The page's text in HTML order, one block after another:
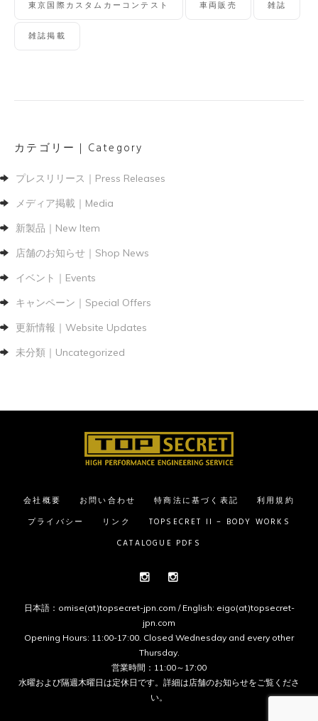
東京国際カスタムカーコンテスト 車両販売 雑誌
雑誌掲載
カテゴリー｜Category
プレスリリース｜Press Releases
メディア掲載｜Media
新製品｜New Item
店舗のお知らせ｜Shop News
イベント｜Events
キャンペーン｜Special Offers
更新情報｜Website Updates
未分類｜Uncategorized
会社概要 お問い合わせ 特商法に基づく表記
利用規約
プライバシー
リンク
TOPSECRET II – BODY WORKS
CATALOGUE PDFS
日本語：omise(at)topsecret-jpn.com / English: eigo(at)topsecret-
jpn.com
Opening Hours: 11:00-17:00. Closed Wednesday and every other
Thursday.
営業時間：11:00～17:00
水曜および隔週木曜日は定休日です。詳細は店舗のお知らせをご覧くださ
い。